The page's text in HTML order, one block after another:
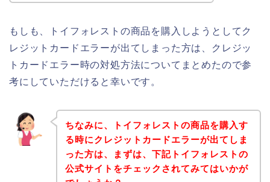
もしも、トイフォレストの商品を購入しようとしてク
レジットカードエラーが出てしまった方は、クレジッ
トカードエラー時の対処方法についてまとめたので参
考にしていただけると幸いです。
ちなみに、トイフォレストの商品を購入す
る時にクレジットカードエラーが出てしま
った方は、まずは、下記トイフォレストの
公式サイトをチェックされてみてはいかが